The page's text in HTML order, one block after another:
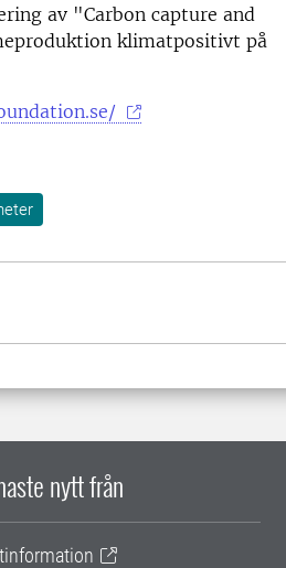
av "Carbon capture and
klimatpositivt på
nytt från